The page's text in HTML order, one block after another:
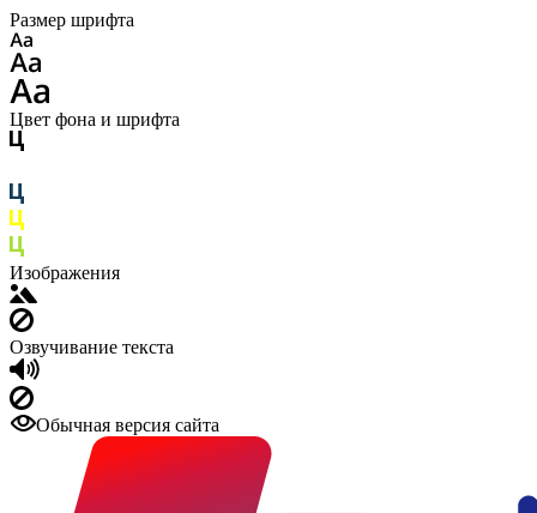
Размер шрифта
Цвет фона и шрифта
Изображения
Озвучивание текста
Обычная версия сайта